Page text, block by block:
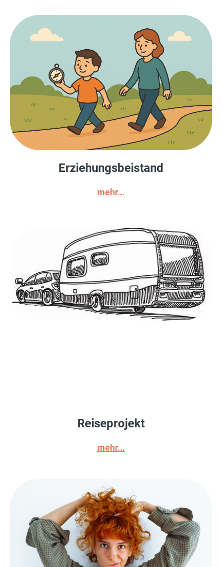
Erziehungsbeistand
mehr...
Reiseprojekt
mehr...